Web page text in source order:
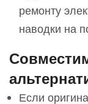
ремонту
наводки на
Если